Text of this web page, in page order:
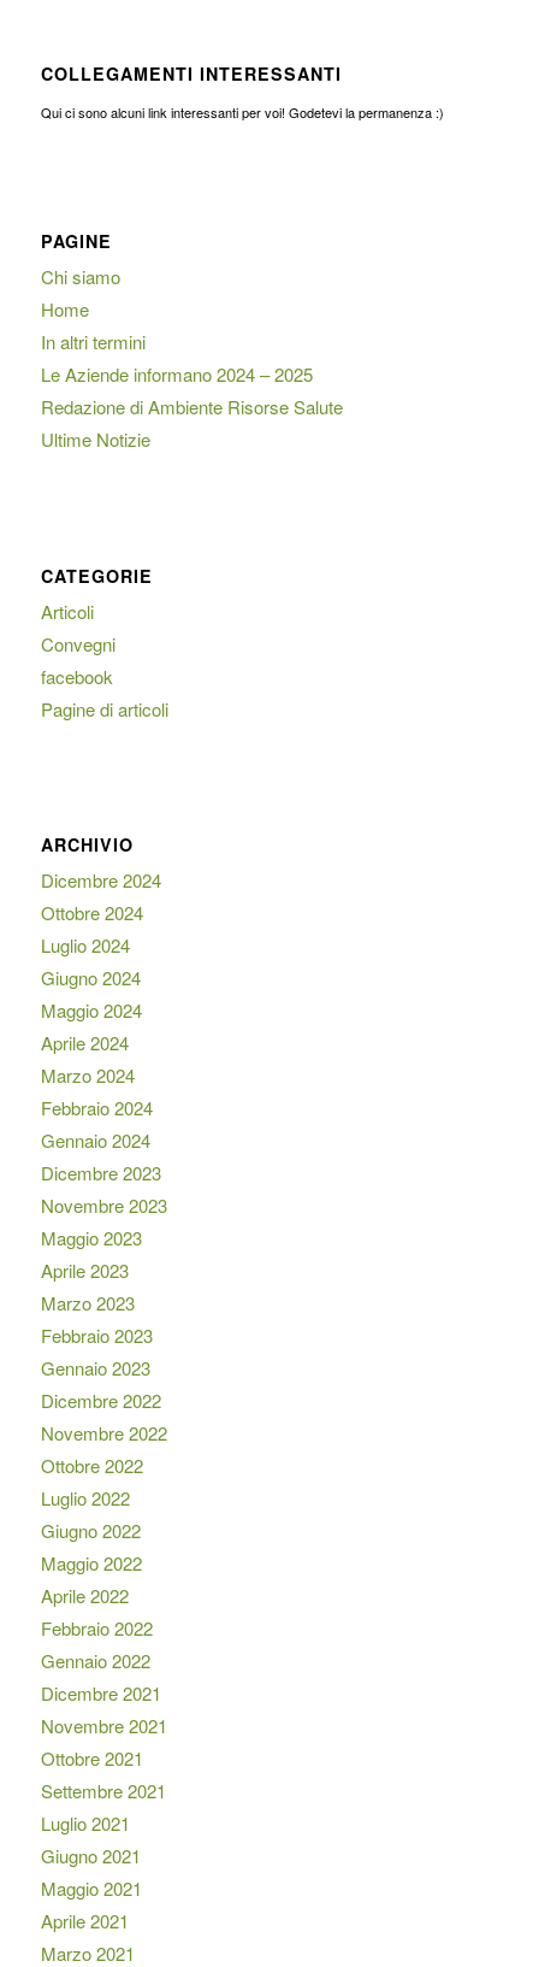
COLLEGAMENTI INTERESSANTI
Qui ci sono alcuni link interessanti per voi! Godetevi la permanenza :)
PAGINE
Chi siamo
Home
In altri termini
Le Aziende informano 2024 – 2025
Redazione di Ambiente Risorse Salute
Ultime Notizie
CATEGORIE
Articoli
Convegni
facebook
Pagine di articoli
ARCHIVIO
Dicembre 2024
Ottobre 2024
Luglio 2024
Giugno 2024
Maggio 2024
Aprile 2024
Marzo 2024
Febbraio 2024
Gennaio 2024
Dicembre 2023
Novembre 2023
Maggio 2023
Aprile 2023
Marzo 2023
Febbraio 2023
Gennaio 2023
Dicembre 2022
Novembre 2022
Ottobre 2022
Luglio 2022
Giugno 2022
Maggio 2022
Aprile 2022
Febbraio 2022
Gennaio 2022
Dicembre 2021
Novembre 2021
Ottobre 2021
Settembre 2021
Luglio 2021
Giugno 2021
Maggio 2021
Aprile 2021
Marzo 2021